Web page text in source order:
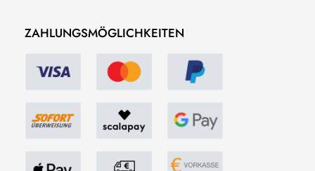
ZAHLUNGSMÖGLICHKEITEN